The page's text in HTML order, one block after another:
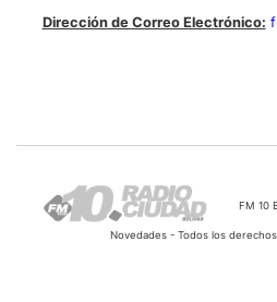
Dirección de Correo Electrónico:
FM 10
Novedades - Todos los